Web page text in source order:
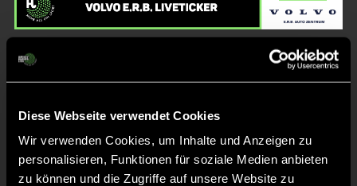
Diese Webseite verwendet Cookies
Wir verwenden Cookies, um Inhalte und Anzeigen zu
personalisieren, Funktionen für soziale Medien anbieten
zu können und die Zugriffe auf unsere Website zu
Liveticker
Keine Daten verfügbar.